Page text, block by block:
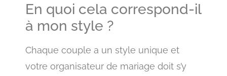
En quoi cela correspond-il
à mon style ?
Chaque couple a un style unique et
votre organisateur de mariage doit s’y